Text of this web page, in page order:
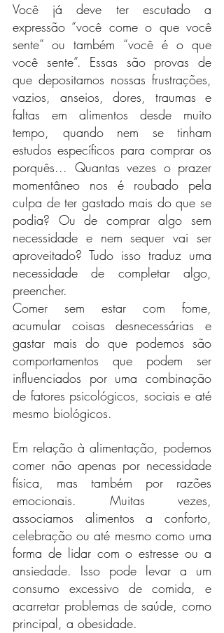
Você já deve ter escutado a
expressão “você come o que você
sente” ou também “você é o que
você sente”. Essas são provas de
que depositamos nossas frustrações,
vazios, anseios, dores, traumas e
faltas em alimentos desde muito
tempo, quando nem se tinham
estudos específicos para comprar os
porquês... Quantas vezes o prazer
momentâneo nos é roubado pela
culpa de ter gastado mais do que se
podia? Ou de comprar algo sem
necessidade e nem sequer vai ser
aproveitado? Tudo isso traduz uma
necessidade de completar algo,
preencher.
Comer sem estar com fome,
acumular coisas desnecessárias e
gastar mais do que podemos são
comportamentos que podem ser
influenciados por uma combinação
de fatores psicológicos, sociais e até
mesmo biológicos.
Em relação à alimentação, podemos
comer não apenas por necessidade
física, mas também por razões
emocionais. Muitas vezes,
associamos alimentos a conforto,
celebração ou até mesmo como uma
forma de lidar com o estresse ou a
ansiedade. Isso pode levar a um
consumo excessivo de comida, e
acarretar problemas de saúde, como
principal, a obesidade.